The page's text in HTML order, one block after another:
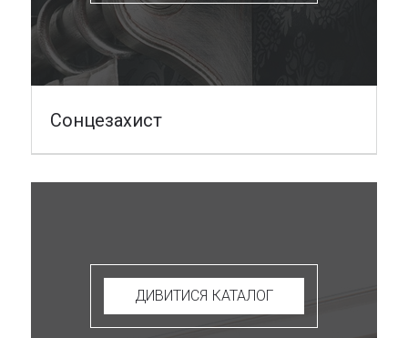
Сонцезахист
ДИВИТИСЯ КАТАЛОГ